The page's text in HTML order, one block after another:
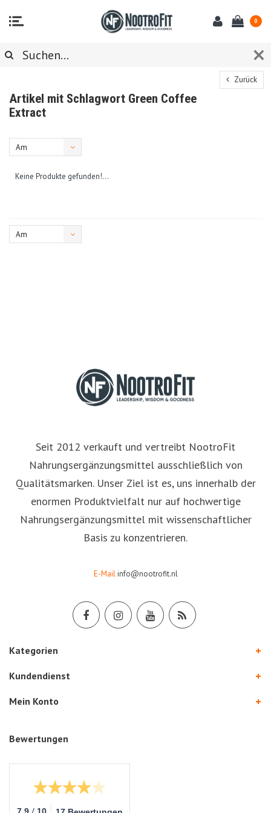
0
Zurück
Artikel mit Schlagwort Green Coffee
Extract
Am
Keine Produkte gefunden!...
Am
Seit 2012 verkauft und vertreibt NootroFit
Nahrungsergänzungsmittel ausschließlich von
Qualitätsmarken. Unser Ziel ist es, uns innerhalb der
enormen Produktvielfalt nur auf hochwertige
Nahrungsergänzungsmittel mit wissenschaftlicher
Basis zu konzentrieren.
E-Mail info@nootrofit.nl
Kategorien
Kundendienst
Mein Konto
Bewertungen